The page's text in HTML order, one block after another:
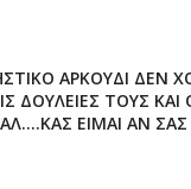
ΑΡΚΟΥΔΙ ΔΕΝ
ΤΟΥΣ ΚΑΙ
ΕΙΜΑΙ ΑΝ ΣΑΣ